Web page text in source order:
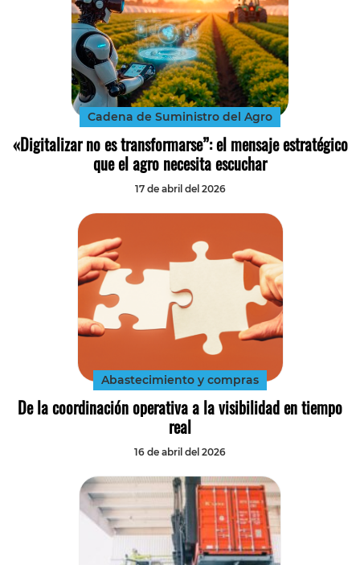
Cadena de Suministro del Agro
«Digitalizar no es transformarse”: el mensaje estratégico
que el agro necesita escuchar
17 de abril del 2026
Abastecimiento y compras
De la coordinación operativa a la visibilidad en tiempo
real
16 de abril del 2026